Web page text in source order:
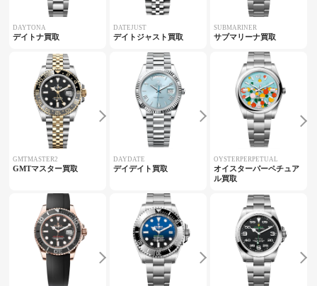
DAYTONA
デイトナ買取
DATEJUST
デイトジャスト買取
SUBMARINER
サブマリーナ買取
GMTMASTER2
GMTマスター買取
DAYDATE
デイデイト買取
OYSTERPERPETUAL
オイスターパーペチュア
ル買取